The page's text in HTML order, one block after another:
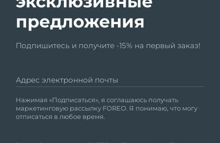
предложения
Подпишитесь и получите -15% на первый заказ!
Адрес электронной почты
Нажимая «Подписаться», я соглашаюсь получать
маркетинговую рассылку FOREO. Я понимаю, что могу
отписаться в любое время.